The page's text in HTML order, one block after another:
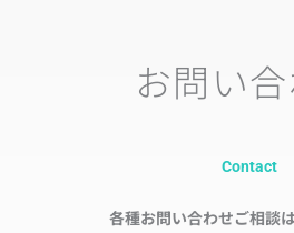
お問い
Contact
各種お問い合わせご相談